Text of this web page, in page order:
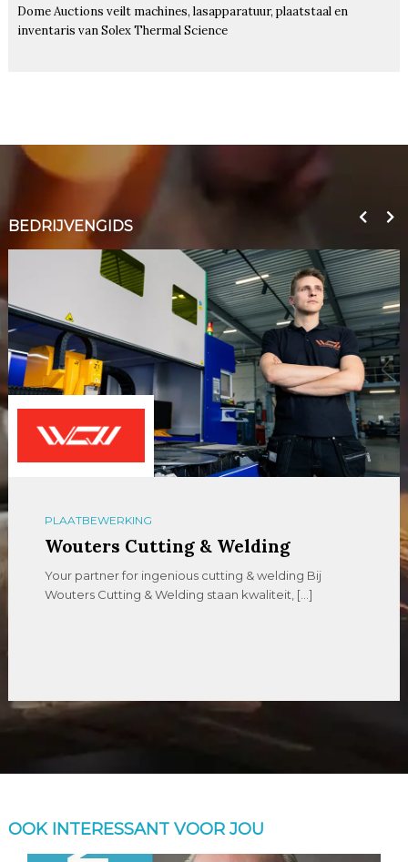
Dome Auctions veilt machines, lasapparatuur, plaatstaal en
inventaris van Solex Thermal Science
BEDRIJVENGIDS
PLAATBEWERKING
Wouters Cutting & Welding
Your partner for ingenious cutting & welding Bij
Wouters Cutting & Welding staan kwaliteit, […]
OOK INTERESSANT VOOR JOU